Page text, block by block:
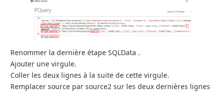
Renommer la dernière étape SQLData .
Ajouter une virgule.
Coller les deux lignes à la suite de cette virgule.
Remplacer source par source2 sur les deux dernières lignes